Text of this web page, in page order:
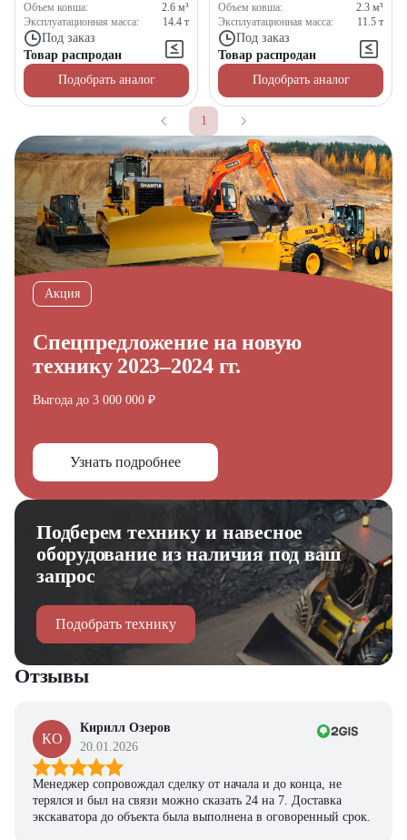
Объем ковша:
2.6 м³
Эксплуатационная масса:
14.4 т
Под заказ
Товар распродан
Подобрать аналог
Объем ковша:
2.3 м³
Эксплуатационная масса:
11.5 т
Под заказ
Товар распродан
Подобрать аналог
1
Акция
Спецпредложение на новую
технику 2023–2024 гг.
Выгода до 3 000 000 ₽
Узнать подробнее
Подберем технику и навесное
оборудование из наличия под ваш
запрос
Подобрать технику
Отзывы
КО
Кирилл Озеров
20.01.2026
Менеджер сопровождал сделку от начала и до конца, не
терялся и был на связи можно сказать 24 на 7. Доставка
экскаватора до объекта была выполнена в оговоренный срок.
Получите выгодное
предложение на спецтехнику
из наличия!
Ответьте на несколько вопросов — мы предоставим
персональную подборку моделей и лучшие условия